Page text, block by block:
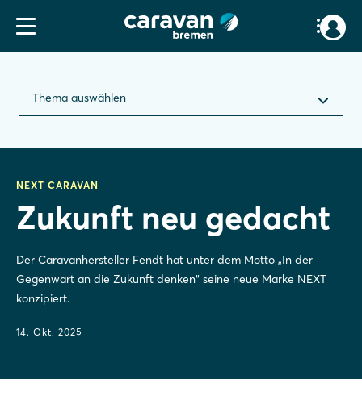
Thema auswählen
NEXT CARAVAN
Zukunft neu gedacht
Der Caravanhersteller Fendt hat unter dem Motto „In der
Gegenwart an die Zukunft denken“ seine neue Marke NEXT
konzipiert.
14. Okt. 2025